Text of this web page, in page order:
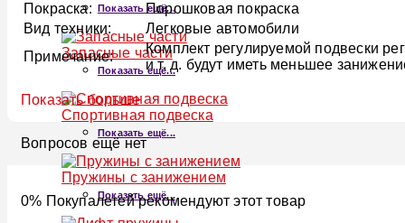
Показать ещё...
Запасные части
Показать ещё...
Спортивная подвеска
Показать ещё...
Пружины с занижением
Показать ещё...
Покраска:
Порошковая покраска
Вид техники:
Легковые автомобили
Примечание:
Комплект регулируемой подвески
и т. д. будут иметь меньшее
Показать больше
Вопросов ещё нет
0% Покупалетей рекомендуют этот товар